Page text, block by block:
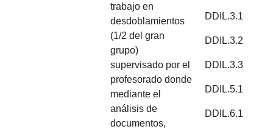
trabajo en
desdoblamientos
(1/2 del gran
grupo)
supervisado por el
profesorado donde
mediante el
análisis de
documentos,
DDIL.3.1
DDIL.3.2
DDIL.3.3
DDIL.5.1
DDIL.6.1